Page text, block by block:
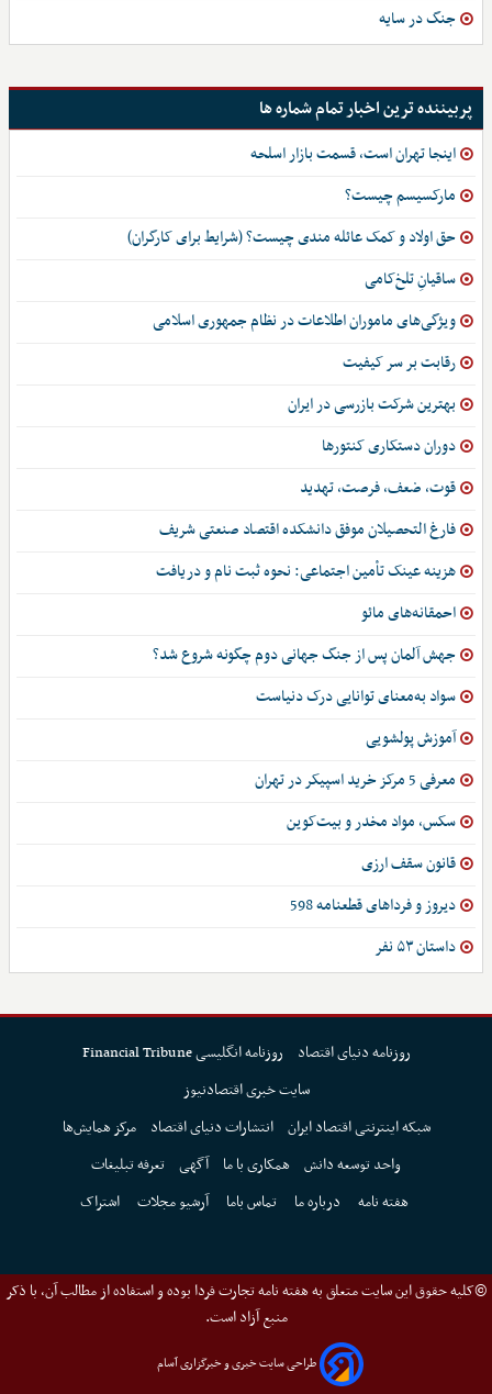
جنگ در سایه
پربیننده ترین اخبار تمام شماره ها
اینجا تهران است، قسمت بازار اسلحه
مارکسیسم چیست؟
حق اولاد و کمک عائله مندی چیست؟ (شرایط برای کارگران)
ساقیانِ تلخ‌کامی
ویژگی‌های ماموران اطلاعات در نظام جمهوری اسلامی
رقابت بر سر کیفیت
بهترین شرکت بازرسی در ایران
دوران دستکاری کنتورها
قوت، ضعف، فرصت، تهدید
فارغ التحصیلان موفق دانشکده اقتصاد صنعتی شریف
هزینه عینک تأمین اجتماعی: نحوه ثبت نام و دریافت
احمقانه‌های مائو
جهش آلمان پس از جنگ جهانی دوم چگونه شروع شد؟
سواد به‌معنای توانایی درک دنیاست
آموزش پولشویی
معرفی 5 مرکز خرید اسپیکر در تهران
سکس، مواد مخدر و بیت‌کوین
قانون سقف ارزی
دیروز و فرداهای قطعنامه 598
داستان ۵۳ نفر
روزنامه دنیای اقتصاد
روزنامه انگلیسی Financial Tribune
سایت خبری اقتصادنیوز
شبکه اینترنتی اقتصاد ایران انتشارات دنیای اقتصاد
مرکز همایش‌ها
واحد توسعه دانش همکاری با ما آگهی تعرفه تبلیغات
هفته نامه
درباره ما تماس باما آرشیو مجلات اشتراک
©کلیه حقوق این سایت متعلق به هفته نامه تجارت فردا بوده و استفاده از مطالب آن، با ذکر
منبع آزاد است.
طراحی سایت خبری و خبرگزاری آسام